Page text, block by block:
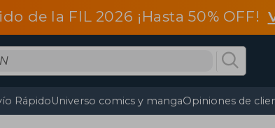
de la FIL 2026 ¡Hasta 50% OFF!
RápidoUniverso comics y mangaOpiniones de